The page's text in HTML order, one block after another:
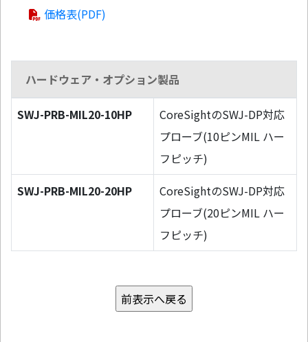
価格表(PDF)
ハードウェア・オプション製品
SWJ-PRB-MIL20-10HP
CoreSightのSWJ-DP対応
プローブ(10ピンMIL ハー
フピッチ)
SWJ-PRB-MIL20-20HP
CoreSightのSWJ-DP対応
プローブ(20ピンMIL ハー
フピッチ)